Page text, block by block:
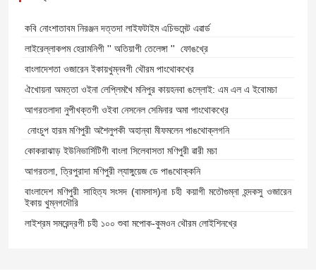
কবি নোংশাতাবম নিরঞ্জন দত্তদা লাইফটাইম এচিভমেন্ট এৱার্ড
লাইরেল্লাকপম হেরামনিগী '' অতিয়াগী তেলেঙ্গা '' ফোঙখ্রে
বাংলাদেশতা ওজারেন ইকায়খুম্নবগী থৌরম পাংথোকখ্রে
ঐখোয়না অমত্তা ওইনা লেপ্লিমখৈ মনিপুর কায়হনবা ঙল্লোই: এম এল এ ইবোমচা
আগরতলাদা নুপীখক্তগী ওইবা নেসনেল সেমিনার অমা পাংথোকখ্রে
নোংচুপ হারম মণিপুরী অশৈলুপকী অহান্বা মীফমলেন পাঙথোক্লগনি
কোকরাঝাড় ইউনিভার্সিটিগী বাংলা সিলেবাসতা মণিপুরী ৱারী মচা
আগরতলা, ত্রিপুরাদা মণিপুরী ল্যাঙ্গুয়েজ ডে পাঙথোক্কনি
বাংলাদেশ মণিপুরী সাহিত্য সংসদ (বামসাস)না চহী কয়াগী মতৌগুম্না হন্দকসু ওজারেন
ইকায় খুম্নগদৌরি
লাইশ্রম সমরেন্দ্রগী চহী ১০০ শুবা মপোক-কুমওন থৌরম লোইশিনখ্রে